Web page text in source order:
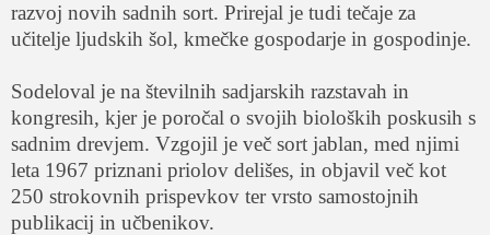
razvoj novih sadnih sort. Prirejal je tudi tečaje za
učitelje ljudskih šol, kmečke gospodarje in gospodinje.
Sodeloval je na številnih sadjarskih razstavah in
kongresih, kjer je poročal o svojih bioloških poskusih s
sadnim drevjem. Vzgojil je več sort jablan, med njimi
leta 1967 priznani priolov delišes, in objavil več kot
250 strokovnih prispevkov ter vrsto samostojnih
publikacij in učbenikov.